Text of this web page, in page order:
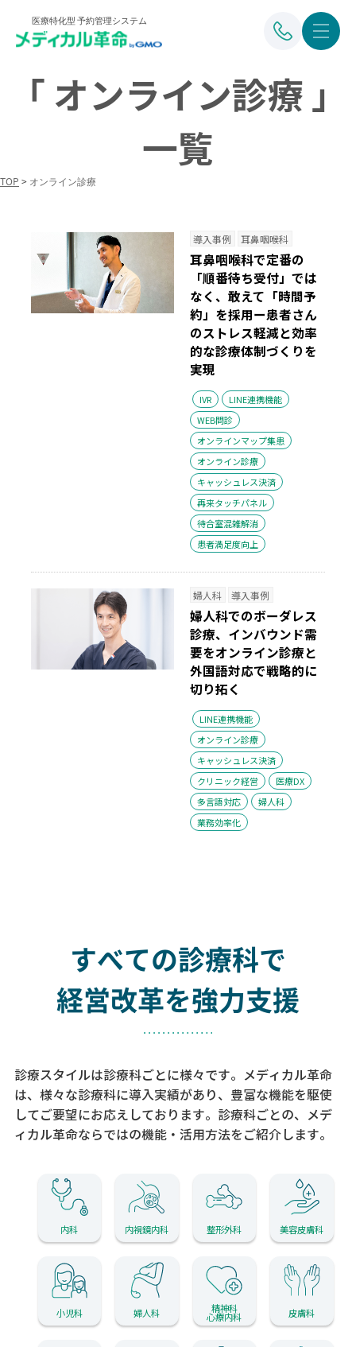
医療特化型 予約管理システム
「 オンライン診療 」
一覧
TOP > オンライン診療
導入事例 耳鼻咽喉科
耳鼻咽喉科で定番の
「順番待ち受付」では
なく、敢えて「時間予
約」を採用ー患者さん
のストレス軽減と効率
的な診療体制づくりを
実現
IVR
LINE連携機能
WEB問診
オンラインマップ集患
オンライン診療
キャッシュレス決済
再来タッチパネル
待合室混雑解消
患者満足度向上
婦人科 導入事例
婦人科でのボーダレス
診療、インバウンド需
要をオンライン診療と
外国語対応で戦略的に
切り拓く
LINE連携機能
オンライン診療
キャッシュレス決済
クリニック経営
医療DX
多言語対応
婦人科
業務効率化
すべての診療科で
経営改革を強力支援
診療スタイルは診療科ごとに様々です。メディカル革命
は、様々な診療科に導入実績があり、 豊富な機能を駆使
してご要望にお応えしております。 診療科ごとの、メデ
ィカル革命ならではの機能・活用方法をご紹介します。
内科 内視鏡内科 整形外科 美容皮膚科
小児科 婦人科 精神科
心療内科 皮膚科